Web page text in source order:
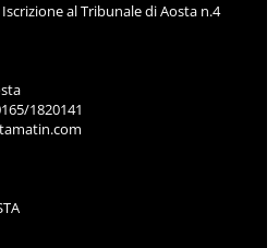
al Tribunale di Aosta n.4
1820141